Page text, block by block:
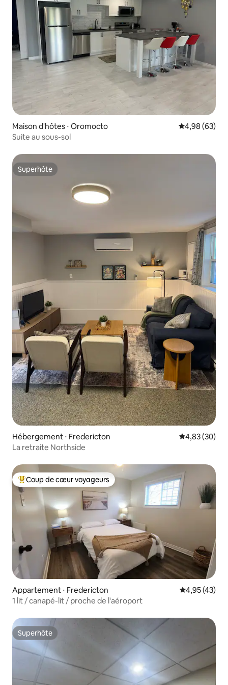
Maison d'hôtes ⋅ Oromocto Évaluation
4,98 (63)
Suite au sous-sol
Superhôte
Superhôte
Hébergement ⋅ Fredericton Évaluation
4,83 (30)
La retraite Northside
Coups de cœur voyageurs les plus appréciés
Coup de cœur voyageurs
Appartement ⋅ Fredericton Évaluation
4,95 (43)
1 lit / canapé-lit / proche de l'aéroport
Superhôte
Superhôte